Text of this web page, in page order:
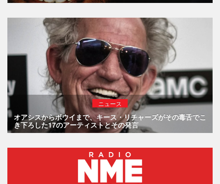
ニュース
オアシスからボウイまで、キース・リチャーズがその毒舌でこ
き下ろした17のアーティストとその発言